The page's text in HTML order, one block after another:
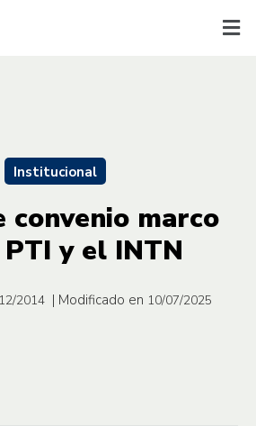
Institucional
convenio marco
y el INTN
2014 | Modificado en 10/07/2025